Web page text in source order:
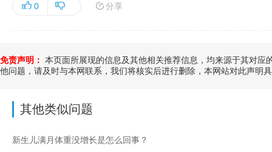
0 分享
免责声明： 本页面所展现的信息及其他相关推荐信息，均来源于其对
他问题，请及时与本网联系，我们将核实后进行删除，本网站对此声明
其他类似问题
新生儿满月体重没增长是怎么回事？